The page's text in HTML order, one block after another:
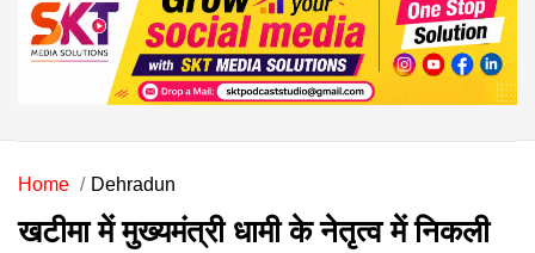
Home Dehradun
खटीमा में मुख्यमंत्री धामी के नेतृत्व में निकली